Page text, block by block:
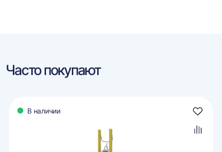
Часто покупают
В наличии